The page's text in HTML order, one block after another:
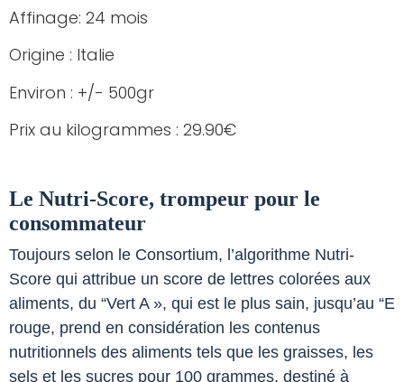
Affinage: 24 mois
Origine : Italie
Environ : +/- 500gr
Prix au kilogrammes : 29.90€
Le Nutri-Score, trompeur pour le
consommateur
Toujours selon le Consortium, l’algorithme Nutri-
Score qui attribue un score de lettres colorées aux
aliments, du “Vert A », qui est le plus sain, jusqu’au “E
rouge, prend en considération les contenus
nutritionnels des aliments tels que les graisses, les
sels et les sucres pour 100 grammes, destiné à